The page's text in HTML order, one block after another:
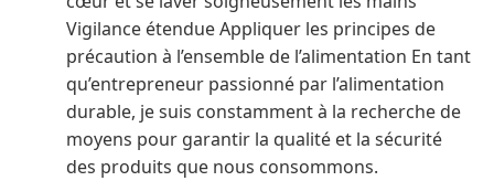
Vigilance étendue Appliquer les principes de
précaution à l’ensemble de l’alimentation En tant
qu’entrepreneur passionné par l’alimentation
durable, je suis constamment à la recherche de
moyens pour garantir la qualité et la sécurité
des produits que nous consommons.